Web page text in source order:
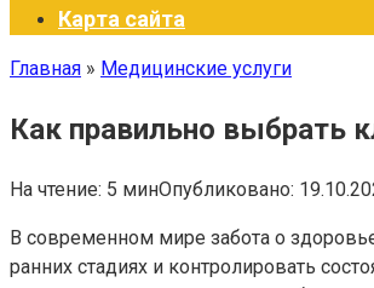
Карта сайта
Главная » Медицинские услуги
Как правильно выбрать
На чтение: 5 минОпубликовано:
В современном мире забота о
ранних стадиях и контролировать